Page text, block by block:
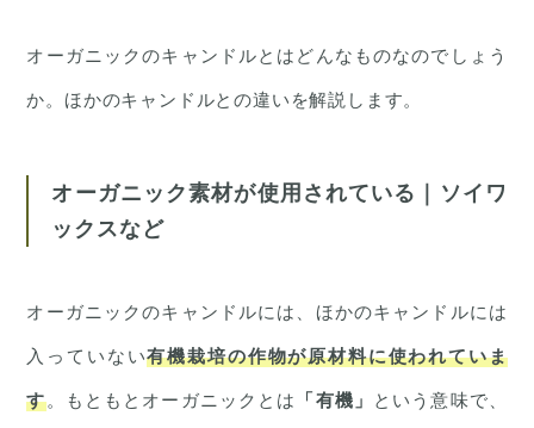
オーガニックのキャンドルとはどんなものなのでしょう
か。ほかのキャンドルとの違いを解説します。
オーガニック素材が使用されている｜ソイワ
ックスなど
オーガニックのキャンドルには、ほかのキャンドルには
入っていない有機栽培の作物が原材料に使われていま
す。もともとオーガニックとは 「有機」 という意味で、